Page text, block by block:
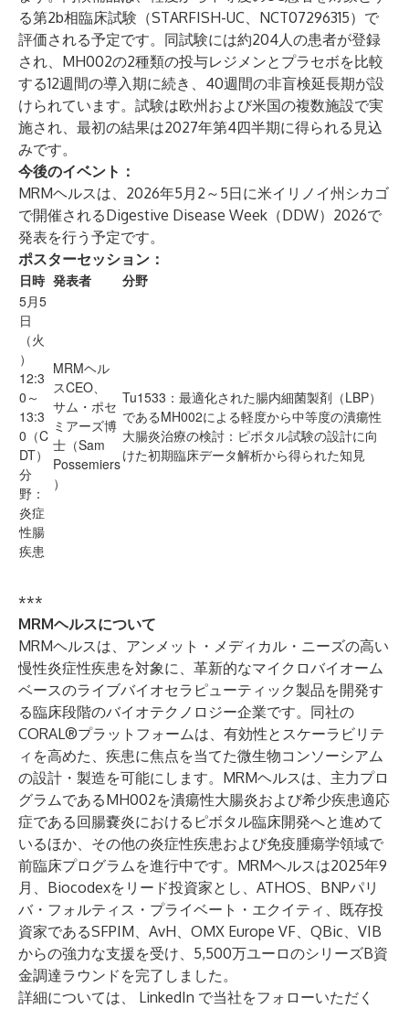
る第2b相臨床試験（STARFISH-UC、 NCT07296315）で
評価される予定です。同試験には約204人の患者が登録
され、MH002の2種類の投与レジメンとプラセボを比較
する12週間の導入期に続き、40週間の非盲検延長期が設
けられています。試験は欧州および米国の複数施設で実
施され、最初の結果は2027年第4四半期に得られる見込
みです。
今後のイベント：
MRMヘルスは、2026年5月2～5日に米イリノイ州シカゴ
で開催されるDigestive Disease Week（DDW）2026で
発表を行う予定です。
ポスターセッション：
日時 発表者
分野
5月5
日
（火
）
12:3
0～
13:3
0（C
DT）
分
野：
炎症
性腸
疾患
MRMヘル
スCEO、
サム・ポセ
ミアーズ博
士（Sam
Possemiers
）
Tu1533：最適化された腸内細菌製剤（LBP）
であるMH002による軽度から中等度の潰瘍性
大腸炎治療の検討：ピボタル試験の設計に向
けた初期臨床データ解析から得られた知見
***
MRMヘルスについて
MRMヘルスは、アンメット・メディカル・ニーズの高い
慢性炎症性疾患を対象に、革新的なマイクロバイオーム
ベースのライブバイオセラピューティック製品を開発す
る臨床段階のバイオテクノロジー企業です。同社の
CORAL®プラットフォームは、有効性とスケーラビリテ
ィを高めた、疾患に焦点を当てた微生物コンソーシアム
の設計・製造を可能にします。MRMヘルスは、主力プロ
グラムであるMH002を潰瘍性大腸炎および希少疾患適応
症である回腸嚢炎におけるピボタル臨床開発へと進めて
いるほか、その他の炎症性疾患および免疫腫瘍学領域で
前臨床プログラムを進行中です。MRMヘルスは2025年9
月、Biocodexをリード投資家とし、ATHOS、BNPパリ
バ・フォルティス・プライベート・エクイティ、既存投
資家であるSFPIM、AvH、OMX Europe VF、QBic、VIB
からの強力な支援を受け、5,500万ユーロのシリーズB資
金調達ラウンドを完了しました。
詳細については、 LinkedIn で当社をフォローいただく